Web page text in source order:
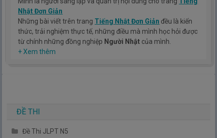
Nhật Đơn Giản
Những bài viết trên trang Tiếng Nhật Đơn Giản đều là kiến
thức, trải nghiệm thực tế, những điều mà mình học hỏi được
từ chính những đồng nghiệp Người Nhật của mình.
Hy vọng rằng kinh nghiệm mà mình có được sẽ giúp các bạn
+ Xem thêm
ĐỀ THI
Đề Thi JLPT N5